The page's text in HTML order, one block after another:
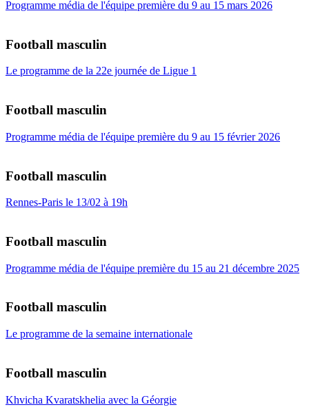
Programme média de l'équipe première du 9 au 15 mars 2026
Football masculin
Le programme de la 22e journée de Ligue 1
Football masculin
Programme média de l'équipe première du 9 au 15 février 2026
Football masculin
Rennes-Paris le 13/02 à 19h
Football masculin
Programme média de l'équipe première du 15 au 21 décembre 2025
Football masculin
Le programme de la semaine internationale
Football masculin
Khvicha Kvaratskhelia avec la Géorgie